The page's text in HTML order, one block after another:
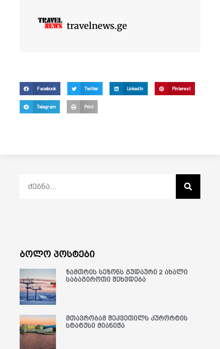
travelnews.ge
Facebook Twitter LinkedIn Pinterest
Telegram Print
ბოლო პოსტები
ზამთრის სეზონს გუდაური 2 ახალი
საბაგიროთი შეხვდება
მთავრობამ შეკვეთილს კურორტის
სტატუსი მიანიჭა